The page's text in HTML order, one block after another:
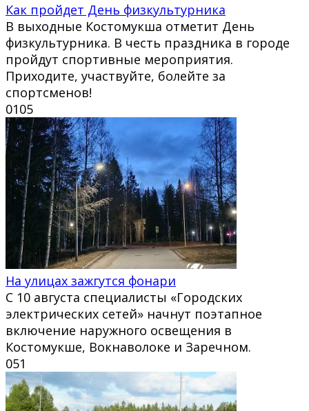
Как пройдет День физкультурника
В выходные Костомукша отметит День
физкультурника. В честь праздника в городе
пройдут спортивные мероприятия.
Приходите, участвуйте, болейте за
спортсменов!
0105
На улицах зажгутся фонари
С 10 августа специалисты «Городских
электрических сетей» начнут поэтапное
включение наружного освещения в
Костомукше, Вокнаволоке и Заречном.
051